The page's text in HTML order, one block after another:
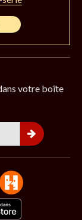
votre boîte